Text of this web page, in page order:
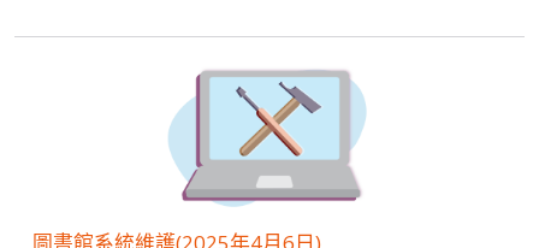
圖書館系統維護(2025年4月6日)